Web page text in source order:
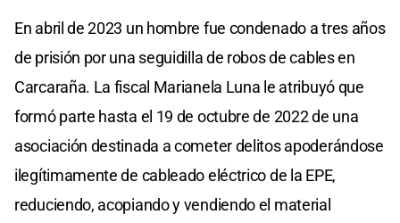
En abril de 2023 un hombre fue condenado a tres años
de prisión por una seguidilla de robos de cables en
Carcaraña. La fiscal Marianela Luna le atribuyó que
formó parte hasta el 19 de octubre de 2022 de una
asociación destinada a cometer delitos apoderándose
ilegítimamente de cableado eléctrico de la EPE,
reduciendo, acopiando y vendiendo el material